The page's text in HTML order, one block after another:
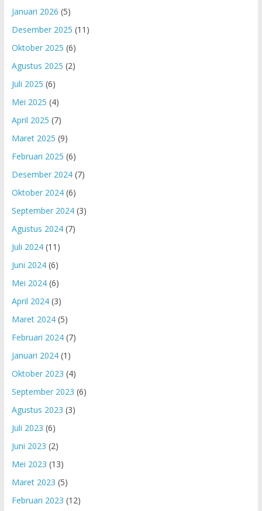
Januari 2026 (5)
Desember 2025 (11)
Oktober 2025 (6)
Agustus 2025 (2)
Juli 2025 (6)
Mei 2025 (4)
April 2025 (7)
Maret 2025 (9)
Februari 2025 (6)
Desember 2024(7)
Oktober 2024(6)
September 2024(3)
Agustus 2024(7)
Juli 2024(11)
Juni 2024(6)
Mei 2024(6)
April 2024(3)
Maret 2024(5)
Februari 2024(7)
Januari 2024(1)
Oktober 2023 (4)
September 2023 (6)
Agustus 2023 (3)
Juli 2023 (6)
Juni 2023 (2)
Mei 2023 (13)
Maret 2023 (5)
Februari 2023 (12)